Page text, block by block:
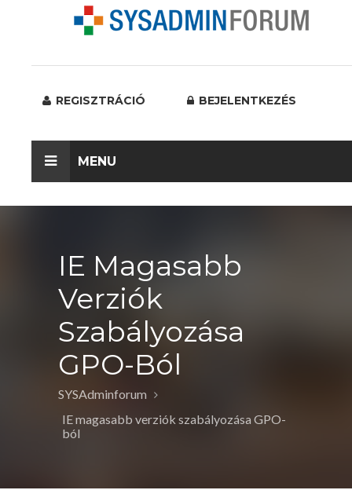
REGISZTRÁCIÓ BEJELENTKEZÉS
MENU
IE Magasabb
Verziók
Szabályozása
GPO-Ból
SYSAdminforum
IE magasabb verziók szabályozása GPO-
ból